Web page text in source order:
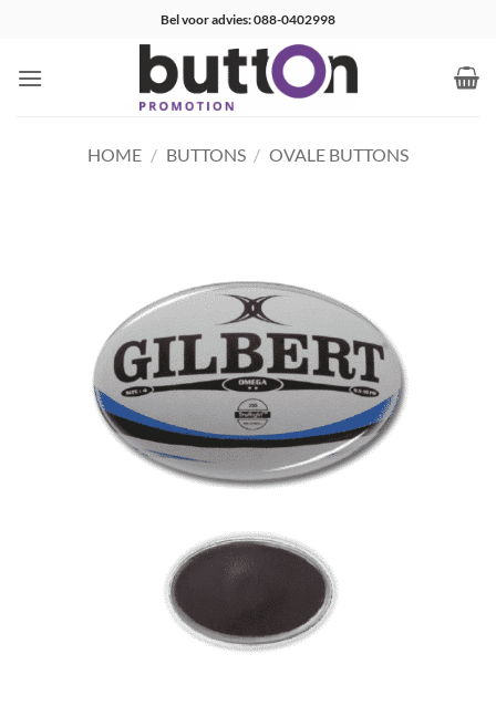
inhoud
Bel voor advies: 088-0402998
HOME / BUTTONS / OVALE BUTTONS